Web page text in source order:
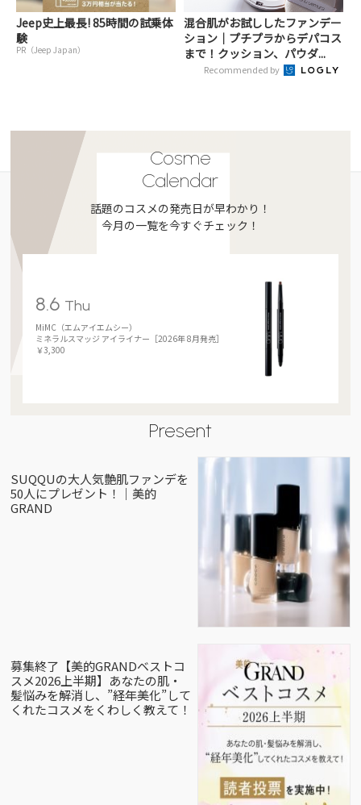
Jeep史上最長! 85時間の試乗体
験
PR（Jeep Japan）
混合肌がお試ししたファンデー
ション｜プチプラからデパコス
まで！クッション、パウダ...
Recommended by
Cosme
Calendar
話題のコスメの発売日が早わかり！
今月の一覧を今すぐチェック！
8.6 Thu
MiMC（エムアイエムシー）
ミネラルスマッジ アイライナー［2026年 8月発売］
￥3,300
Present
SUQQUの大人気艶肌ファンデを
50人にプレゼント！｜美的
GRAND
募集終了【美的GRANDベストコ
スメ2026上半期】あなたの肌・
髪悩みを解消し、”経年美化”して
くれたコスメをくわしく教えて！